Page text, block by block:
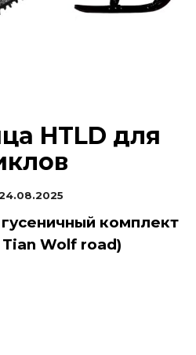
HTLD для
комплект
Wolf road)